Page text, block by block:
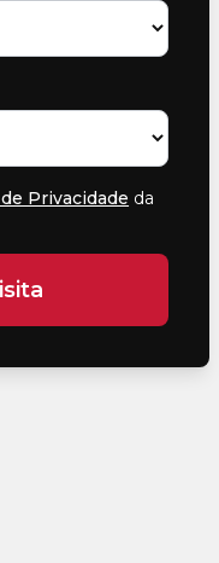
Privacidade da